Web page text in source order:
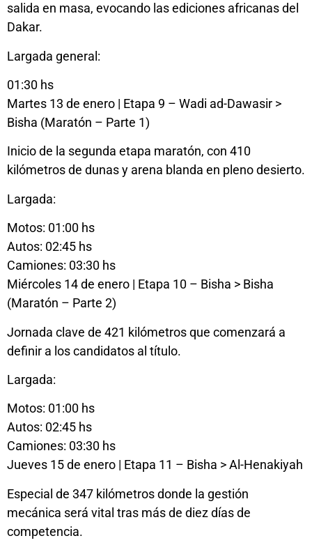
salida en masa, evocando las ediciones africanas del
Dakar.
Largada general:
01:30 hs
Martes 13 de enero | Etapa 9 – Wadi ad-Dawasir >
Bisha (Maratón – Parte 1)
Inicio de la segunda etapa maratón, con 410
kilómetros de dunas y arena blanda en pleno desierto.
Largada:
Motos: 01:00 hs
Autos: 02:45 hs
Camiones: 03:30 hs
Miércoles 14 de enero | Etapa 10 – Bisha > Bisha
(Maratón – Parte 2)
Jornada clave de 421 kilómetros que comenzará a
definir a los candidatos al título.
Largada:
Motos: 01:00 hs
Autos: 02:45 hs
Camiones: 03:30 hs
Jueves 15 de enero | Etapa 11 – Bisha > Al-Henakiyah
Especial de 347 kilómetros donde la gestión
mecánica será vital tras más de diez días de
competencia.